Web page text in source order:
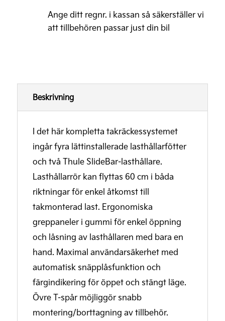
Ange ditt regnr. i kassan så säkerställer vi
att tillbehören passar just din bil
Beskrivning
I det här kompletta takräckessystemet
ingår fyra lättinstallerade lasthållarfötter
och två Thule SlideBar-lasthållare.
Lasthållarrör kan flyttas 60 cm i båda
riktningar för enkel åtkomst till
takmonterad last. Ergonomiska
greppaneler i gummi för enkel öppning
och låsning av lasthållaren med bara en
hand. Maximal användarsäkerhet med
automatisk snäpplåsfunktion och
färgindikering för öppet och stängt läge.
Övre T-spår möjliggör snabb
montering/borttagning av tillbehör.